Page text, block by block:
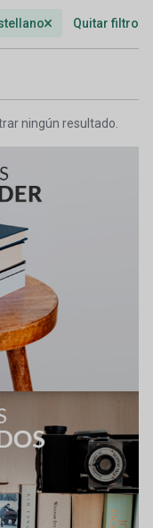
Quitar filtros
ningún resultado.